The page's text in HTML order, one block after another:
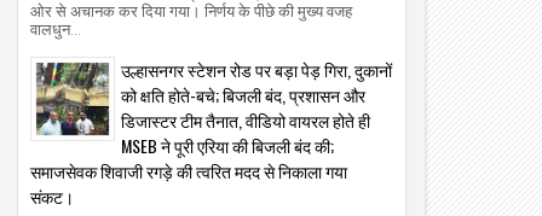
ओर से अचानक कर दिया गया। निर्णय के पीछे की मुख्य वजह
वालधुन...
उल्हासनगर स्टेशन रोड पर बड़ा पेड़ गिरा, दुकानों
को क्षति होते-बचे; बिजली बंद, प्रशासन और
डिजास्टर टीम तैनात, वीडियो वायरल होते ही
MSEB ने पूरी एरिया की बिजली बंद की;
समाजसेवक शिवाजी रगड़े की त्वरित मदद से निकाला गया
संकट।